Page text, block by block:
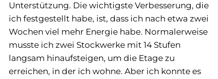
Unterstützung. Die wichtigste Verbesserung, die
ich festgestellt habe, ist, dass ich nach etwa zwei
Wochen viel mehr Energie habe. Normalerweise
musste ich zwei Stockwerke mit 14 Stufen
langsam hinaufsteigen, um die Etage zu
erreichen, in der ich wohne. Aber ich konnte es